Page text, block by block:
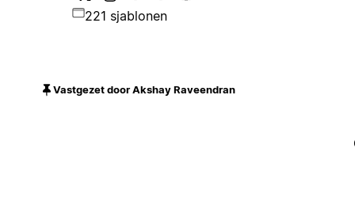
221 sjablonen
Vastgezet door Akshay Raveendran